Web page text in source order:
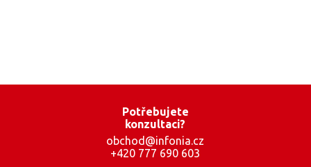
Potřebujete
konzultaci?
obchod@infonia.cz
+420 777 690 603